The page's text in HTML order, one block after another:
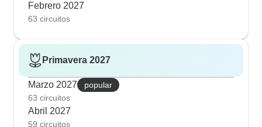
Febrero 2027
63 circuitos
Primavera 2027
Marzo 2027
popular
63 circuitos
Abril 2027
59 circuitos